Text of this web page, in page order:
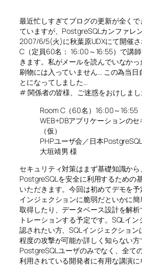
最近忙しすぎてブログの更新が全く
ていますが、PostgreSQLカンファレ
2007/6/5(火)に秋葉原UDXにて開催
C（定員60名： 16:00～16:55）で講
きます。私がメールを読んでいなか
刷物には入っていません… この為当日
とになってしました…
# 関係者の皆様、ご迷惑をおけしまし
Room C（60名）16:00～16:55
WEB+DBアプリケーションのセ
（仮）
PHPユーザ会／日本
大垣靖男 様
セキュリティ対策はまず基礎知識か
PostgreSQLを安全に利用するための
いただきます。今回は初めてデモを
インジェクションに脆弱だといかに
取得したり、データベース設計を解
トレーションする予定です。SQLイ
認されたい方、SQLインジェクショ
程度の攻撃が可能か詳しく知らない方
PostgreSQLユーザのみでなく、全て
利用されている開発者に有用な講演に